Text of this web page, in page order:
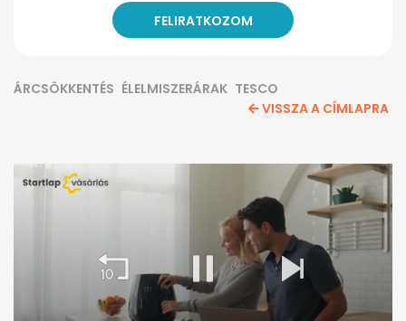
ÁRCSÖKKENTÉS ÉLELMISZERÁRAK TESCO
VISSZA A CÍMLAPRA